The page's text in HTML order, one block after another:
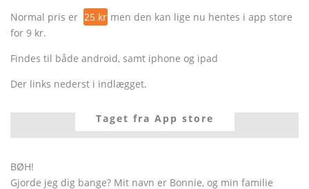
Normal pris er 25 kr men den kan lige nu hentes i app store
for 9 kr.
Findes til både android, samt iphone og ipad
Der links nederst i indlægget.
Taget fra App store
BØH!
Gjorde jeg dig bange? Mit navn er Bonnie, og min familie